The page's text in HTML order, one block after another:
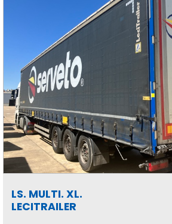
LS. MULTI. XL.
LECITRAILER